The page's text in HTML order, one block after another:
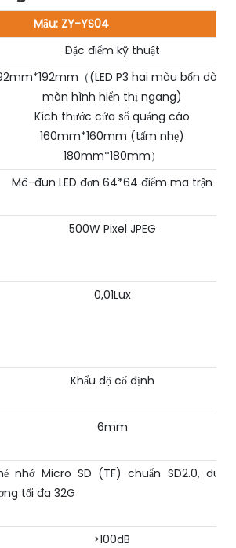
Mẫu: ZY-YS04
Đặc điểm kỹ thuật
（(LED P3 hai màu bốn dòng
màn hình hiển thị ngang)
Kích thước cửa sổ quảng cáo
160mm*160mm (tấm nhẹ)
180mm*180mm）
Mô-đun LED đơn 64*64 điểm ma trận
500W Pixel JPEG
0,01Lux
Khẩu độ cố định
6mm
nhớ Micro SD (TF) chuẩn SD2.0, dung
tối đa 32G
≥100dB